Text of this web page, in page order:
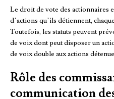
Le droit de vote des actionnaires
d’actions qu’ils détiennent,
Toutefois, les statuts peuvent
de voix dont peut disposer un
de voix double aux actions
Rôle des
communication